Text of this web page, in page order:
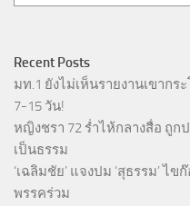
Recent Posts
มท.1 ยังไม่เห็นรายงานเขากร
7-15 วัน!
หญิงชรา 72 ร่ำไห้กลางสื่อ ถูก
เป็นธรรม
‘เฉลิมชัย’ แจงปม ‘สุธรรม’ ไ
พรรคร่วม